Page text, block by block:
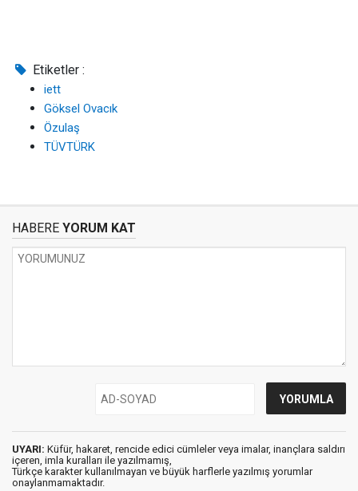
Etiketler :
iett
Göksel Ovacık
Özulaş
TÜVTÜRK
HABERE YORUM KAT
UYARI: Küfür, hakaret, rencide edici cümleler veya imalar, inançlara saldırı
içeren, imla kuralları ile yazılmamış,
Türkçe karakter kullanılmayan ve büyük harflerle yazılmış yorumlar
onaylanmamaktadır.